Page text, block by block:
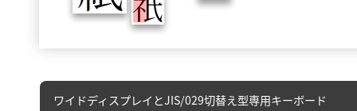
ワイドディスプレイとJIS/029切替え型専用キーボード